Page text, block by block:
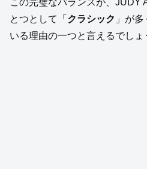
とつとして「 クラシック 」が
いる理由の一つと言えるでしょ